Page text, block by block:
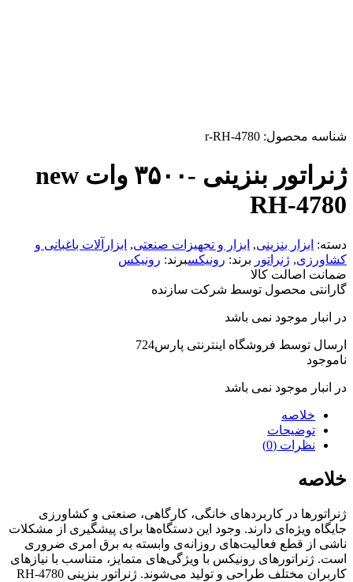
شناسه محصول: r-RH-4780
ژنراتور بنزینی -۳۵۰۰ وات new
RH-4780
دسته: ابزار بنزینی, ابزار و تجهیزات صنعتی, ابزارآلات باغبانی و
کشاورزی, ژنراتور برند: رونیکسبرند: رونیکس
ضمانت اصالت کالا
گارانتی محصول توسط شرکت سازنده
در انبار موجود نمی باشد
ارسال توسط فروشگاه اینترنتی پارس724
ناموجود
در انبار موجود نمی باشد
خلاصه
توضیحات
نظرات (0)
خلاصه
ژنراتورها در کاربردهای خانگی، کارگاهی، صنعتی و کشاورزی
جایگاه ویژه‌ای دارند. وجود این دستگاه‌ها برای پیشگیری از مشکلات
ناشی از قطع فعالیت‌های روزانه‌ی وابسته به برق امری ضروری
است. ژنراتورهای رونیکس با ویژگی‌های متمایز، متناسب با نیازهای
کاربران مختلف طراحی و تولید می‌شوند. ژنراتور بنزینی RH-4780